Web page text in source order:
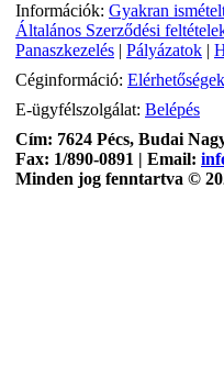
Információk: Gyakran
Általános Szerződési
Panaszkezelés | Pályázatok |
Céginformáció: Elérhetőségek
E-ügyfélszolgálat: Belépés
Cím: 7624 Pécs, Budai
Fax: 1/890-0891 | Email:
Minden jog fenntartva ©